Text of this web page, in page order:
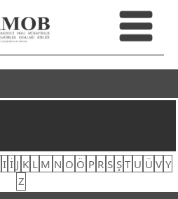
I İ J K L M N O Ö P R S Ş T U Ü V Y
Z